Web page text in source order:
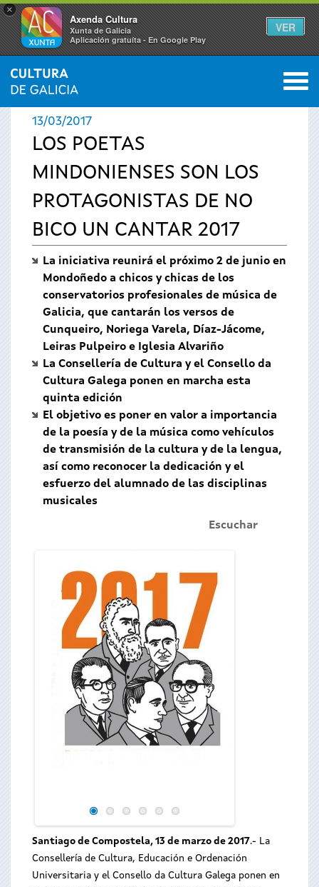
×
Axenda Cultura
Xunta de Galicia
Aplicación gratuíta - En Google Play
VER
Se
encuentra
usted
aquí
INICIO › ACTUALIDAD 0
13/03/2017
LOS POETAS
MINDONIENSES SON LOS
PROTAGONISTAS DE NO
BICO UN CANTAR 2017
La iniciativa reunirá el próximo 2 de junio en
Mondoñedo a chicos y chicas de los
conservatorios profesionales de música de
Galicia, que cantarán los versos de
Cunqueiro, Noriega Varela, Díaz-Jácome,
Leiras Pulpeiro e Iglesia Alvariño
La Consellería de Cultura y el Consello da
Cultura Galega ponen en marcha esta
quinta edición
El objetivo es poner en valor a importancia
de la poesía y de la música como vehículos
de transmisión de la cultura y de la lengua,
así como reconocer la dedicación y el
esfuerzo del alumnado de las disciplinas
musicales
Escuchar
Santiago de Compostela, 13 de marzo de 2017.- La
Consellería de Cultura, Educación e Ordenación
Universitaria y el Consello da Cultura Galega ponen en